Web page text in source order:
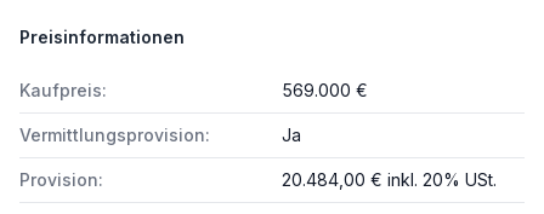
Preisinformationen
Kaufpreis: 569.000 €
Vermittlungsprovision: Ja
Provision: 20.484,00 € inkl. 20% USt.